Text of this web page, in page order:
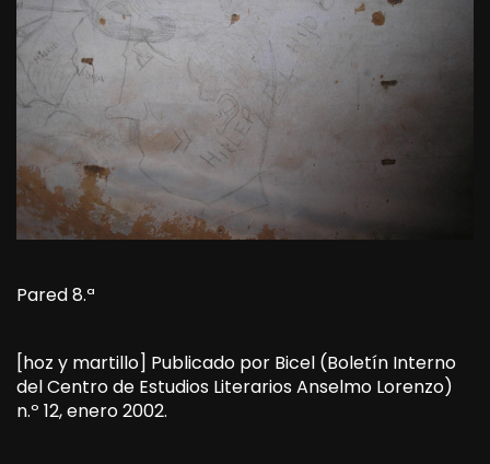
Pared 8.ª
[hoz y martillo] Publicado por Bicel (Boletín Interno
del Centro de Estudios Literarios Anselmo Lorenzo)
n.º 12, enero 2002.